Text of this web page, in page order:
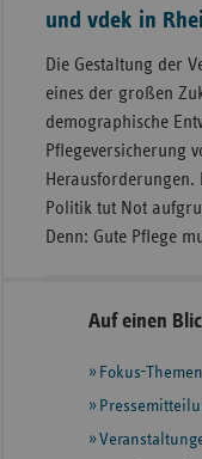
und vdek in
Die Gestaltung der
eines der großen
demographische
Pflegeversicherung
Herausforderungen.
Politik tut Not
Denn: Gute Pflege
Seitennavigation
Seitenleiste
weiteren
Informationen
Auf einen
Fokus-Themen